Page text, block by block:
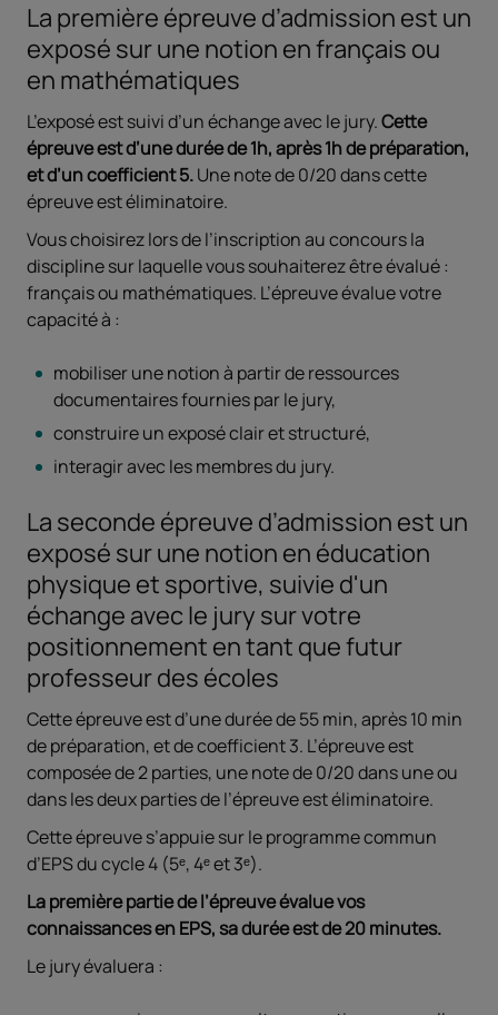
La première épreuve d’admission est un
exposé sur une notion en français ou
en mathématiques
L’exposé est suivi d’un échange avec le jury.Cette
épreuve est d’une durée de 1h, après 1h de préparation,
et d’un coefficient 5.Une note de 0/20 dans cette
épreuve est éliminatoire.
Vous choisirez lors de l’inscription au concours la
discipline sur laquelle vous souhaiterez être évalué :
français ou mathématiques. L’épreuve évalue votre
capacité à :
mobiliser une notion à partir de ressources
documentaires fournies par le jury,
construire un exposé clair et structuré,
interagir avec les membres du jury.
La seconde épreuve d’admission est un
exposé sur une notion en éducation
physique et sportive, suivie d'un
échange avec le jury sur votre
positionnement en tant que futur
professeur des écoles
Cette épreuve est d’une durée de 55 min, après 10 min
de préparation, et de coefficient 3. L’épreuve est
composée de 2 parties, une note de 0/20 dans une ou
dans les deux parties de l’épreuve est éliminatoire.
Cette épreuve s’appuie sur le programme commun
d’EPS du cycle 4 (5ᵉ, 4ᵉ et 3ᵉ).
La première partie de l’épreuve évalue vos
connaissances en EPS, sa durée est de 20 minutes.
Le jury évaluera :